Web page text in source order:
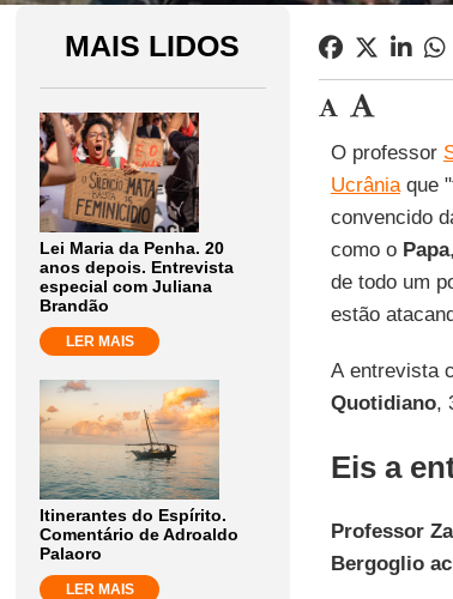
MAIS LIDOS
Lei Maria da Penha. 20
anos depois. Entrevista
especial com Juliana
Brandão
LER MAIS
Itinerantes do Espírito.
Comentário de Adroaldo
Palaoro
LER MAIS
O professor
Ucrâniaque
convencido
como o Papa
de todo um
estão
A entrevista
Quotidiano,
Eis a
Professor
Bergoglio